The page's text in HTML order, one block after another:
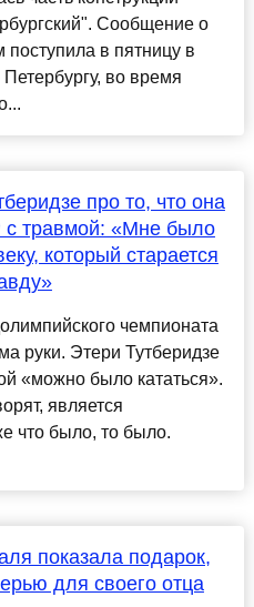
Сообщение о
в пятницу в
во время
про то, что она
с травмой: «Мне было
который старается
чемпионата
руки. Этери Тутберидзе
«можно было кататься».
является
что было, то было.
показала подарок,
для своего отца